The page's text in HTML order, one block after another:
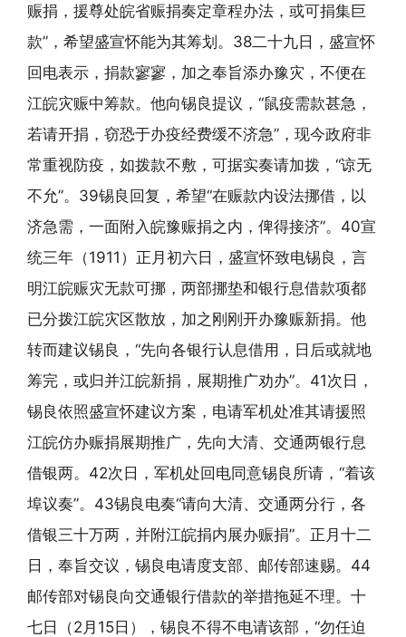
赈捐，援尊处皖省赈捐奏定章程办法，或可捐集巨
款”，希望盛宣怀能为其筹划。38二十九日，盛宣怀
回电表示，捐款寥寥，加之奉旨添办豫灾，不便在
江皖灾赈中筹款。他向锡良提议，“鼠疫需款甚急，
若请开捐，窃恐于办疫经费缓不济急”，现今政府非
常重视防疫，如拨款不敷，可据实奏请加拨，“谅无
不允”。39锡良回复，希望“在赈款内设法挪借，以
济急需，一面附入皖豫赈捐之内，俾得接济”。40宣
统三年（1911）正月初六日，盛宣怀致电锡良，言
明江皖赈灾无款可挪，两部挪垫和银行息借款项都
已分拨江皖灾区散放，加之刚刚开办豫赈新捐。他
转而建议锡良，“先向各银行认息借用，日后或就地
筹完，或归并江皖新捐，展期推广劝办”。41次日，
锡良依照盛宣怀建议方案，电请军机处准其请援照
江皖仿办赈捐展期推广，先向大清、交通两银行息
借银两。42次日，军机处回电同意锡良所请，“着该
埠议奏”。43锡良电奏“请向大清、交通两分行，各
借银三十万两，并附江皖捐内展办赈捐”。正月十二
日，奉旨交议，锡良电请度支部、邮传部速赐。44
邮传部对锡良向交通银行借款的举措拖延不理。十
七日（2月15日），锡良不得不电请该部，“勿任迫